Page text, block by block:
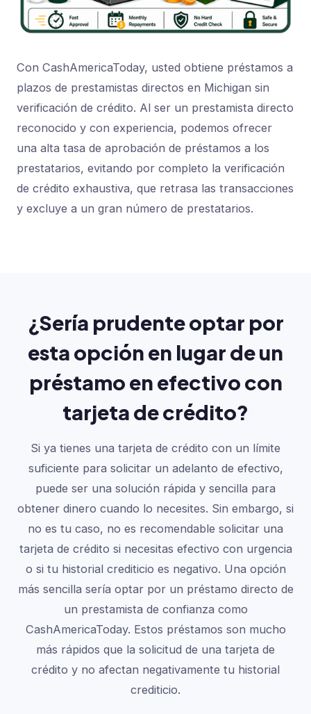
Con CashAmericaToday, usted obtiene préstamos a
plazos de prestamistas directos en Michigan sin
verificación de crédito. Al ser un prestamista directo
reconocido y con experiencia, podemos ofrecer
una alta tasa de aprobación de préstamos a los
prestatarios, evitando por completo la verificación
de crédito exhaustiva, que retrasa las transacciones
y excluye a un gran número de prestatarios.
¿Sería prudente optar por
esta opción en lugar de un
préstamo en efectivo con
tarjeta de crédito?
Si ya tienes una tarjeta de crédito con un límite
suficiente para solicitar un adelanto de efectivo,
puede ser una solución rápida y sencilla para
obtener dinero cuando lo necesites. Sin embargo, si
no es tu caso, no es recomendable solicitar una
tarjeta de crédito si necesitas efectivo con urgencia
o si tu historial crediticio es negativo. Una opción
más sencilla sería optar por un préstamo directo de
un prestamista de confianza como
CashAmericaToday. Estos préstamos son mucho
más rápidos que la solicitud de una tarjeta de
crédito y no afectan negativamente tu historial
crediticio.